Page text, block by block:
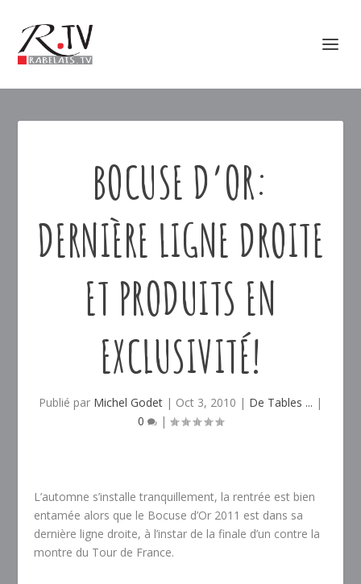
BOCUSE D’OR:
DERNIÈRE LIGNE DROITE
ET PRODUITS EN
EXCLUSIVITÉ!
Publié par Michel Godet | Oct 3, 2010 | De Tables ... |
0
|
L’automne s’installe tranquillement, la rentrée est bien
entamée alors que le Bocuse d’Or 2011 est dans sa
dernière ligne droite, à l’instar de la finale d’un contre la
montre du Tour de France.